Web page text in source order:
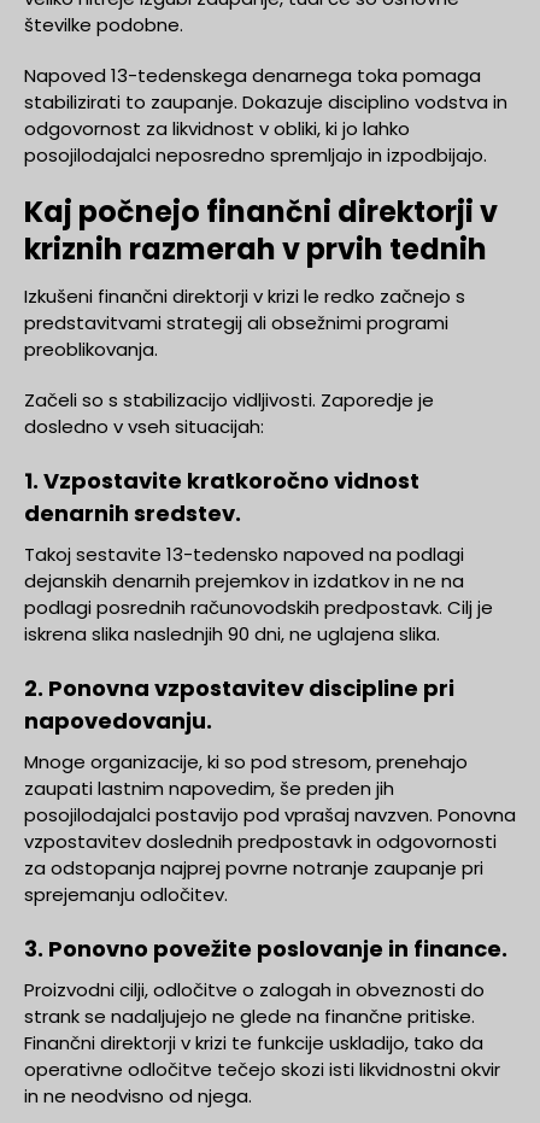
številke podobne.
Napoved 13-tedenskega denarnega toka pomaga
stabilizirati to zaupanje. Dokazuje disciplino vodstva in
odgovornost za likvidnost v obliki, ki jo lahko
posojilodajalci neposredno spremljajo in izpodbijajo.
Kaj počnejo finančni direktorji v
kriznih razmerah v prvih tednih
Izkušeni finančni direktorji v krizi le redko začnejo s
predstavitvami strategij ali obsežnimi programi
preoblikovanja.
Začeli so s stabilizacijo vidljivosti. Zaporedje je
dosledno v vseh situacijah:
1. Vzpostavite kratkoročno vidnost
denarnih sredstev.
Takoj sestavite 13-tedensko napoved na podlagi
dejanskih denarnih prejemkov in izdatkov in ne na
podlagi posrednih računovodskih predpostavk. Cilj je
iskrena slika naslednjih 90 dni, ne uglajena slika.
2. Ponovna vzpostavitev discipline pri
napovedovanju.
Mnoge organizacije, ki so pod stresom, prenehajo
zaupati lastnim napovedim, še preden jih
posojilodajalci postavijo pod vprašaj navzven. Ponovna
vzpostavitev doslednih predpostavk in odgovornosti
za odstopanja najprej povrne notranje zaupanje pri
sprejemanju odločitev.
3. Ponovno povežite poslovanje in finance.
Proizvodni cilji, odločitve o zalogah in obveznosti do
strank se nadaljujejo ne glede na finančne pritiske.
Finančni direktorji v krizi te funkcije uskladijo, tako da
operativne odločitve tečejo skozi isti likvidnostni okvir
in ne neodvisno od njega.